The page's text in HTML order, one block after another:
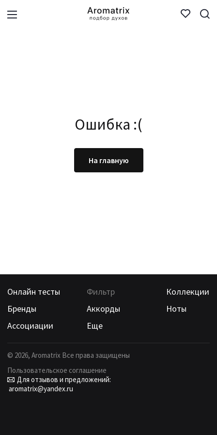
Ошибка :(
На главную
Онлайн тесты Фильтр
Коллекции
Бренды
Аккорды
Ноты
Ассоциации
Еще
© 2026, Aromatrix Все права защищены
Пользовательское соглашение
Для отзывов и предложений:
aromatrix@yandex.ru